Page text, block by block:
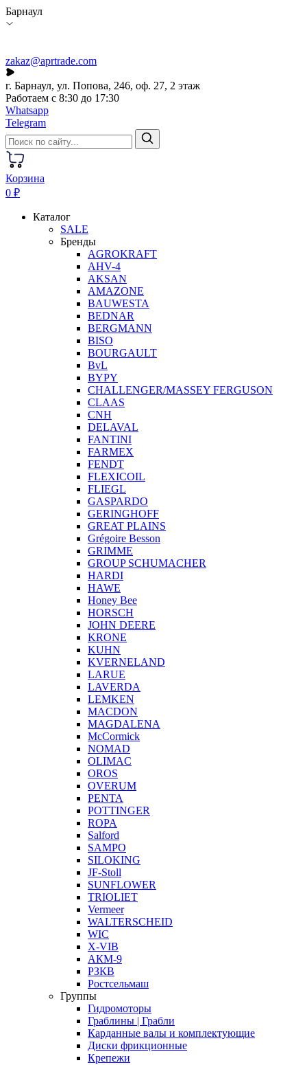
Барнаул
zakaz@aprtrade.com
г. Барнаул, ул. Попова, 246, оф. 27, 2 этаж
Работаем с 8:30 до 17:30
Whatsapp
Telegram
Корзина
0 ₽
Каталог
SALE
Бренды
AGROKRAFT
AHV-4
AKSAN
AMAZONE
BAUWESTA
BEDNAR
BERGMANN
BISO
BOURGAULT
BvL
BYPY
CHALLENGER/MASSEY FERGUSON
CLAAS
CNH
DELAVAL
FANTINI
FARMEX
FENDT
FLEXICOIL
FLIEGL
GASPARDO
GERINGHOFF
GREAT PLAINS
Grégoire Besson
GRIMME
GROUP SCHUMACHER
HARDI
HAWE
Honey Bee
HORSCH
JOHN DEERE
KRONE
KUHN
KVERNELAND
LARUE
LAVERDA
LEMKEN
MACDON
MAGDALENA
McCormick
NOMAD
OLIMAC
OROS
OVERUM
PENTA
POTTINGER
ROPA
Salford
SAMPO
SILOKING
JF-Stoll
SUNFLOWER
TRIOLIET
Vermeer
WALTERSCHEID
WIC
X-VIB
АКМ-9
РЗКВ
Ростсельмаш
Группы
Гидромоторы
Граблины | Грабли
Карданные валы и комплектующие
Диски фрикционные
Крепежи